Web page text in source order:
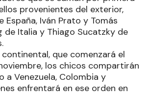
provenientes del exterior,
España, Iván Prato y Tomás
de Italia y Thiago Sucatzky de
que comenzará el
los chicos compartirán
a Venezuela, Colombia y
enfrentará en ese orden en